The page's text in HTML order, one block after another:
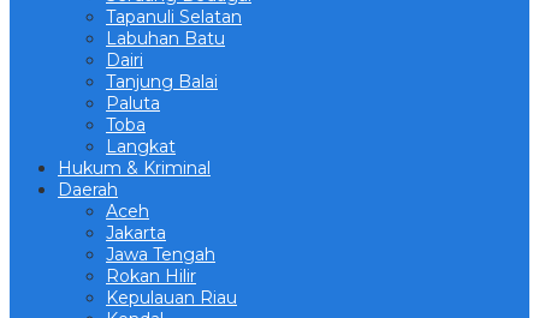
Tapanuli Selatan
Labuhan Batu
Dairi
Tanjung Balai
Paluta
Toba
Langkat
Hukum & Kriminal
Daerah
Aceh
Jakarta
Jawa Tengah
Rokan Hilir
Kepulauan Riau